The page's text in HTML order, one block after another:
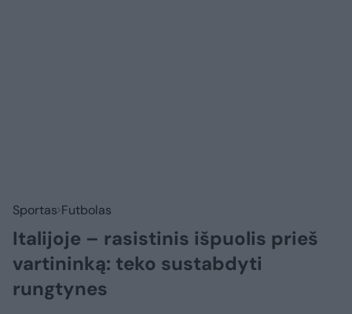
Sportas Futbolas
Italijoje – rasistinis išpuolis prieš
vartininką: teko sustabdyti
rungtynes